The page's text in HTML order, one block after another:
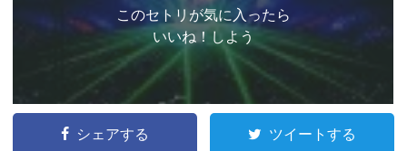
このセトリが気に入ったら
いいね！しよう
シェアする ツイートする